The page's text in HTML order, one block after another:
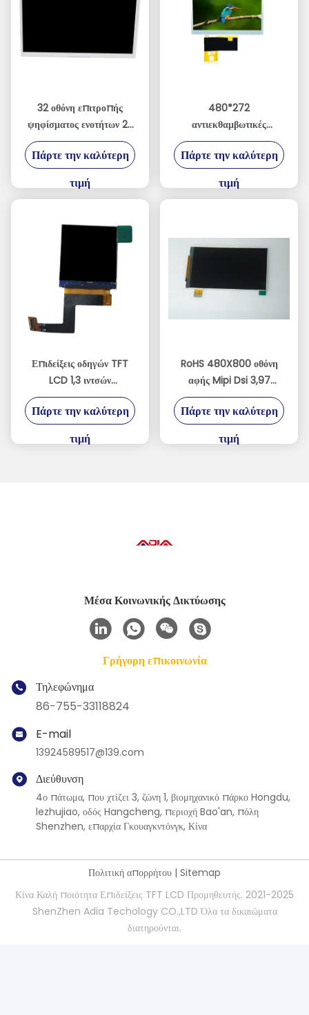
32 οθόνη επιτροπής
ψηφίσματος ενοτήτων 2K
διεπαφών TFT LCD
ίντσας LVDS
Πάρτε την καλύτερη
τιμή
480*272
αντιεκθαμβωτικές
επιδείξεις TFT LCD για τη
βιομηχανική ή κονσόλα
παιχνιδιών
Πάρτε την καλύτερη
τιμή
Επιδείξεις οδηγών TFT
LCD 1,3 ιντσών
240xRGBx240
ST7789V
Πάρτε την καλύτερη
τιμή
RoHS 480X800 οθόνη
αφής Mipi Dsi 3,97
ίντσας με άσπρα 8 LEDs
Πάρτε την καλύτερη
τιμή
Μέσα Κοινωνικής Δικτύωσης
Γρήγορη επικοινωνία
Τηλεφώνημα
86-755-33118824
E-mail
13924589517@139.com
Διεύθυνση
4ο πάτωμα, που χτίζει 3, ζώνη 1, βιομηχανικό πάρκο Hongdu,
lezhujiao, οδός Hangcheng, περιοχή Bao'an, πόλη
Shenzhen, επαρχία Γκουαγκντόνγκ, Κίνα
Πολιτική απορρήτου | Sitemap
Κίνα Καλή ποιότητα Επιδείξεις TFT LCD Προμηθευτής. 2021-2025
ShenZhen Adia Techology CO.,LTD Όλα τα δικαιώματα
διατηρούνται.